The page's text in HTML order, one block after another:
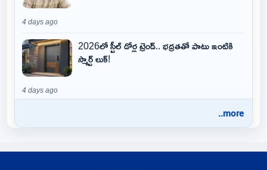
4 days ago
2026లో స్టీల్ డోర్ల ట్రెండ్.. భద్రతతో పాటు ఇంటికి
స్మార్ట్ లుక్!
4 days ago
..more